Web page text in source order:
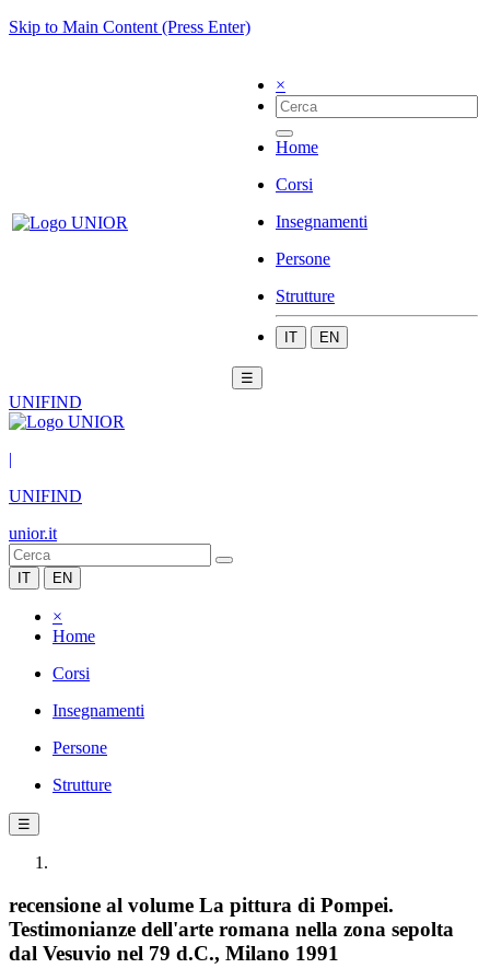
Skip to Main Content (Press Enter)
×
Home
Corsi
Insegnamenti
Persone
Strutture
IT EN
☰
UNIFIND
|
UNIFIND
unior.it
IT EN
×
Home
Corsi
Insegnamenti
Persone
Strutture
☰
recensione al volume La pittura di Pompei.
Testimonianze dell'arte romana nella zona sepolta
dal Vesuvio nel 79 d.C., Milano 1991